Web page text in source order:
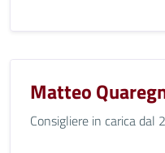
Matteo
Consigliere in carica